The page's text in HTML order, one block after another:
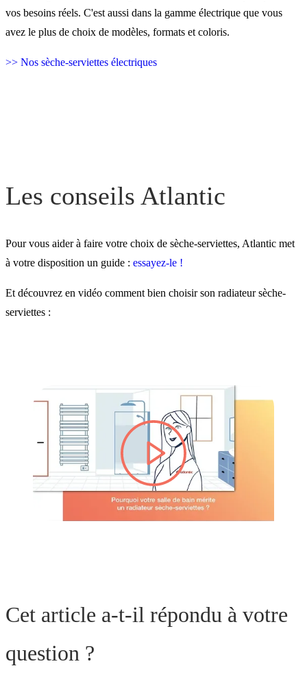
vos besoins réels. C'est aussi dans la gamme électrique que vous
avez le plus de choix de modèles, formats et coloris.
>> Nos sèche-serviettes électriques
Les conseils Atlantic
Pour vous aider à faire votre choix de sèche-serviettes, Atlantic met
à votre disposition un guide : essayez-le !
Et découvrez en vidéo comment bien choisir son radiateur sèche-
serviettes :
lire la vidéo
Cet article a-t-il répondu à votre
question ?